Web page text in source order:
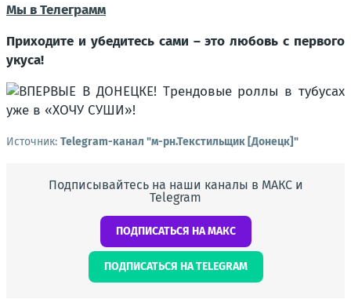
Мы в Телеграмм
Приходите и убедитесь сами – это любовь с первого
укуса!
Источник: Telegram-канал "м-рн.Текстильщик [Донецк]"
Подписывайтесь на наши каналы в МАКС и
Telegram
ПОДПИСАТЬСЯ НА МАКС
ПОДПИСАТЬСЯ НА TELEGRAM